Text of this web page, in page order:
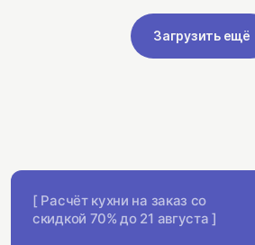
Загрузить ещё
[ Расчёт кухни на заказ со
скидкой 70% до 21 августа ]